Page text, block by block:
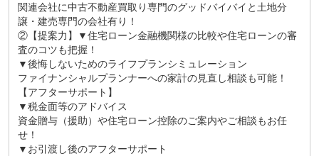
関連会社に中古不動産買取り専門のグッドバイバイと土地分
譲・建売専門の会社有り！
②【提案力】▼住宅ローン金融機関様の比較や住宅ローンの審
査のコツも把握！
▼後悔しないためのライフプランシミュレーション
ファイナンシャルプランナーへの家計の見直し相談も可能！
【アフターサポート】
▼税金面等のアドバイス
資金贈与（援助）や住宅ローン控除のご案内やご相談もお任
せ！
▼お引渡し後のアフターサポート